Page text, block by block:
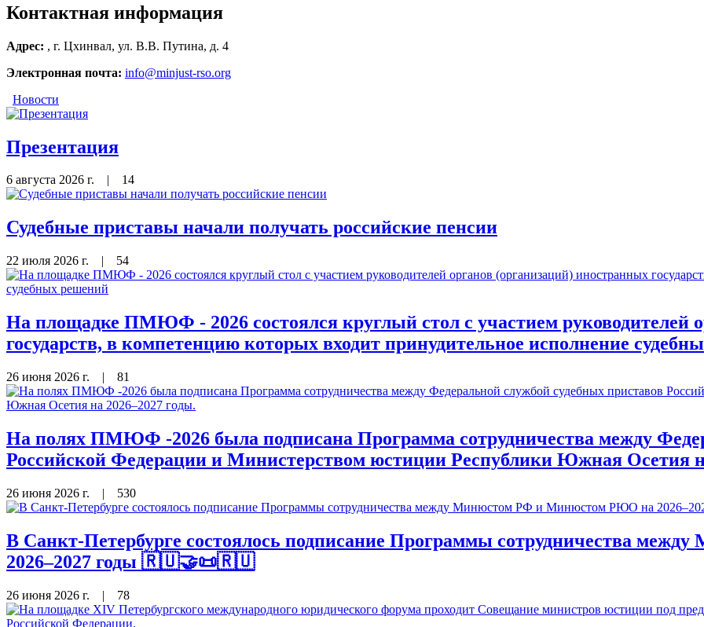
Контактная информация
Адрес: , г. Цхинвал, ул. В.В. Путина, д. 4
Электронная почта: info@minjust-rso.org
Новости
Презентация
6 августа 2026 г. 14
Судебные приставы начали получать российские пенсии
22 июля 2026 г. | 54
На площадке ПМЮФ - 2026 состоялся круглый стол с участием руководителей
государств, в компетенцию которых входит принудительное исполнение
26 июня 2026 г. | 81
На полях ПМЮФ -2026 была подписана Программа сотрудничества между
Российской Федерации и Министерством юстиции Республики Южная Осетия
26 июня 2026 г. | 530
В Санкт-Петербурге состоялось подписание Программы сотрудничества
2026–2027 годы 🇷🇺🤝📜🇷🇺
26 июня 2026 г. | 78